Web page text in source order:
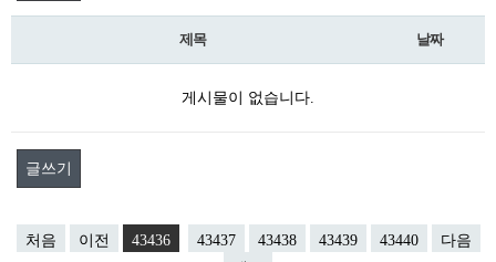
제목 날짜
게시물이 없습니다.
글쓰기
처음 이전 43436 43437 43438 43439 43440
다음